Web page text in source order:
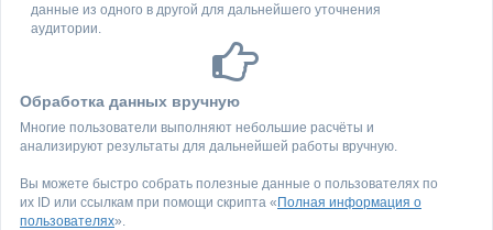
данные из одного в другой для дальнейшего уточнения
аудитории.
Обработка данных вручную
Многие пользователи выполняют небольшие расчёты и
анализируют результаты для дальнейшей работы вручную.
Вы можете быстро собрать полезные данные о пользователях по
их ID или ссылкам при помощи скрипта « Полная информация о
пользователях».